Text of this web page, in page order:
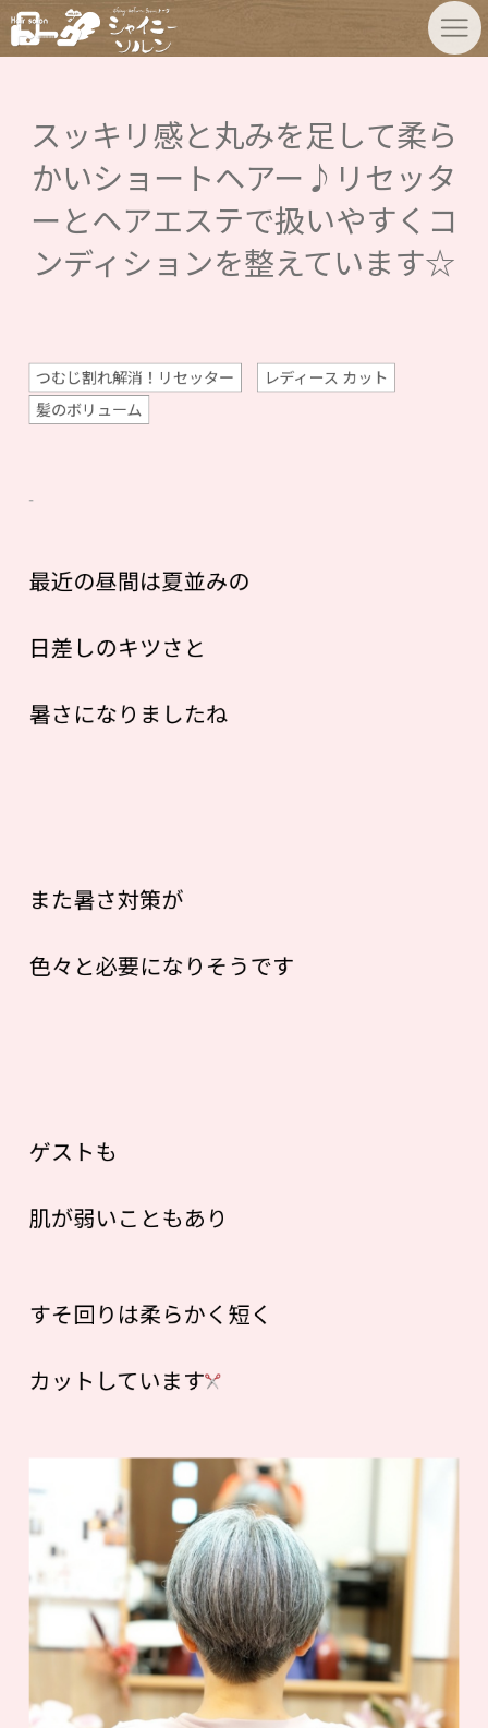
スッキリ感と丸みを足して柔ら
かいショートヘアー♪リセッタ
ーとヘアエステで扱いやすくコ
ンディションを整えています☆
つむじ割れ解消！リセッター
レディース カット
髪のボリューム
最近の昼間は夏並みの
日差しのキツさと
暑さになりましたね
また暑さ対策が
色々と必要になりそうです
ゲストも
肌が弱いこともあり
すそ回りは柔らかく短く
カットしています